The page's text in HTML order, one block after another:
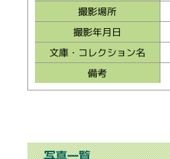
撮影場所
撮影年月日
文庫・コレクション名
備考